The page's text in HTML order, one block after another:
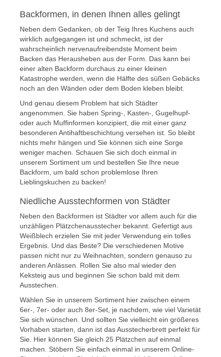
Backformen, in denen Ihnen alles gelingt
Neben dem Gedanken, ob der Teig Ihres Kuchens auch
wirklich aufgegangen ist und schmeckt, ist der
wahrscheinlich nervenaufreibendste Moment beim
Backen das Herausheben aus der Form. Das kann bei
einer alten Backform durchaus zu einer kleinen
Katastrophe werden, wenn die Hälfte des süßen Gebäcks
noch an den Wänden oder dem Boden kleben bleibt.
Und genau diesem Problem hat sich Städter
angenommen. Sie haben Spring-, Kasten-, Gugelhupf-
oder auch Muffinformen konzipiert, die mit einer ganz
besonderen Antihaftbeschichtung versehen ist. So bleibt
nichts mehr hängen und Sie können sich eine Sorge
weniger machen. Schauen Sie sich doch einmal in
unserem Sortiment um und bestellen Sie Ihre neue
Backform, um bald schon problemlose Ihren
Lieblingskuchen zu backen!
Niedliche Ausstechformen von Städter
Neben den Backformen ist Städter vor allem auch für die
unzähligen Plätzchenausstecher bekannt. Gefertigt aus
Weißblech erzielen Sie mit jeder Verwendung ein tolles
Ergebnis. Und das Beste? Die verschiedenen Motive
passen nicht nur zu Weihnachten, sondern genauso zu
anderen Anlässen. Rollen Sie also mal wieder den
Keksteig aus und beginnen Sie schon bald mit dem
Ausstechen.
Wählen Sie in unserem Sortiment hier zwischen einem
6er-, 7er- oder auch 8er-Set, je nachdem, wie viel Varietät
Sie sich wünschen. Und sollten Sie vielleicht ein größeres
Vorhaben starten, dann ist das Ausstecherbrett perfekt für
Sie. Hier können Sie gleich 25 Plätzchen auf einmal
machen. Stöbern Sie einfach einmal in unserem Online-